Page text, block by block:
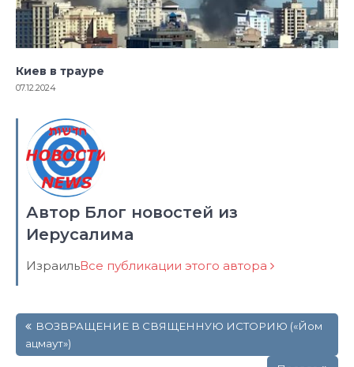
Киев в трауре
07.12.2024
Автор Блог новостей из
Иерусалима
ИзраильВсе публикации этого автора
по
записям
ВОЗВРАЩЕНИЕ В СВЯЩЕННУЮ ИСТОРИЮ («Йом
ацмаут»)